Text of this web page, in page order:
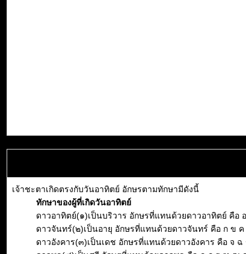
เจ้าชะตาเกิดตรงกับวันอาทิตย์ อักษรตามทักษามีดังนี้
ทักษาของผู้ที่เกิดวันอาทิตย์
ดาวอาทิตย์(๑)เป็นบริวาร อักษรที่แทนด้วยดาวอาทิตย์ คือ
ดาวจันทร์(๒)เป็นอายุ อักษรที่แทนด้วยดาวจันทร์ คือ ก ข ค
ดาวอังคาร(๓)เป็นเดช อักษรที่แทนด้วยดาวอังคาร คือ จ